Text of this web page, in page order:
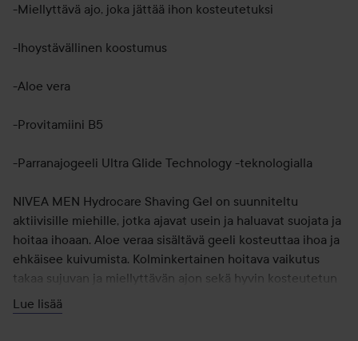
-Miellyttävä ajo, joka jättää ihon kosteutetuksi
-Ihoystävällinen koostumus
-Aloe vera
-Provitamiini B5
-Parranajogeeli Ultra Glide Technology -teknologialla
NIVEA MEN Hydrocare Shaving Gel on suunniteltu
aktiivisille miehille, jotka ajavat usein ja haluavat suojata ja
hoitaa ihoaan. Aloe veraa sisältävä geeli kosteuttaa ihoa ja
ehkäisee kuivumista. Kolminkertainen hoitava vaikutus
takaa sujuvan ja miellyttävän ajon sekä hyvin kosteutetun
ihon.
Lue lisää